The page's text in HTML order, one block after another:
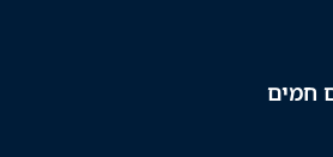
חמים